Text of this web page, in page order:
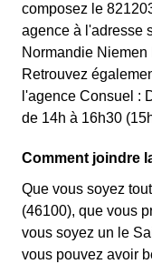
composez le
agence à l'adresse
Normandie
Retrouvez
l'agence Consuel :
de 14h à 16h30
Comment joindre
Que vous soyez
(46100), que vous
vous soyez un le
vous pouvez avoir